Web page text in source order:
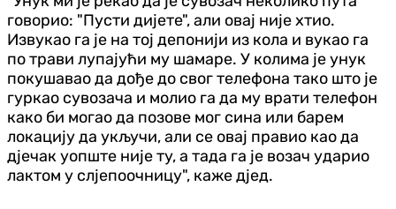
говорио: "Пусти дијете", али овај није хтио.
Извукао га је на тој депонији из кола и вукао га
по трави лупајући му шамаре. У колима је унук
покушавао да дође до свог телефона тако што је
гуркао сувозача и молио га да му врати телефон
како би могао да позове мог сина или барем
локацију да укључи, али се овај правио као да
дјечак уопште није ту, а тада га је возач ударио
лактом у слјепоочницу", каже дјед.